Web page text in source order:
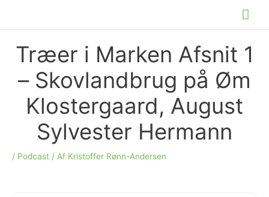
Træer i Marken Afsnit 1
– Skovlandbrug på Øm
Klostergaard, August
Sylvester Hermann
/ Podcast / Af Kristoffer Rønn-Andersen